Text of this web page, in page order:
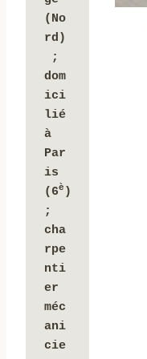
(No
rd)
;
dom
ici
lié
à
Par
is
(6è )
;
cha
rpe
nti
er
méc
ani
cie